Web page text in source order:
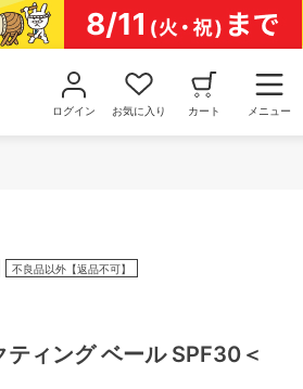
ログイン お気に入り カート メニュー
不良品以外【返品不可】
ティング ベール SPF30＜